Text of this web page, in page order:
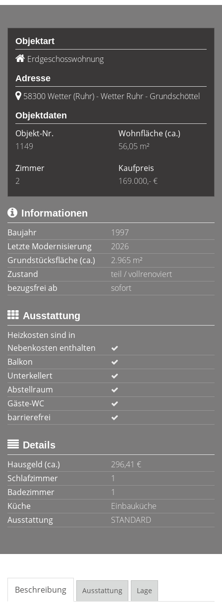
Objektart
Erdgeschosswohnung
Adresse
58300 Wetter (Ruhr) - Wetter Ruhr - Grundschöttel
Objektdaten
Objekt-Nr.
1149
Wohnfläche(ca.)
56,05 m²
Zimmer
2
Kaufpreis
169.000,- €
Informationen
Baujahr
1997
Letzte Modernisierung
2026
Grundstücksfläche (ca.)
2.965 m²
Zustand
teil / vollrenoviert
bezugsfrei ab
sofort
Ausstattung
Heizkosten sind in
Nebenkosten enthalten
Balkon
Unterkellert
Abstellraum
Gäste-WC
barrierefrei
Details
Hausgeld (ca.)
296,41 €
Schlafzimmer
1
Badezimmer
1
Küche
Einbauküche
Ausstattung
STANDARD
Beschreibung Ausstattung Lage